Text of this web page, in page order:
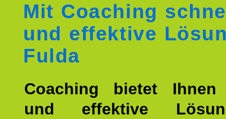
Mit Coaching
und effektive
Fulda
Coaching bietet Ihnen
und effektive